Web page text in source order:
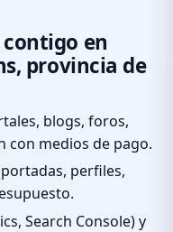
en
provincia de
blogs, foros,
con medios de pago.
perfiles,
Search Console) y